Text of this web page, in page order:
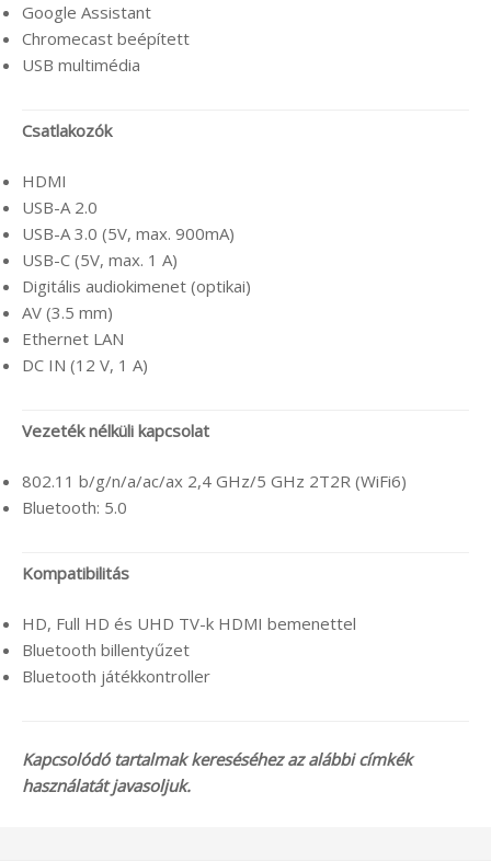
Google Assistant
Chromecast beépített
USB multimédia
Csatlakozók
HDMI
USB-A 2.0
USB-A 3.0 (5V, max. 900mA)
USB-C (5V, max. 1 A)
Digitális audiokimenet (optikai)
AV (3.5 mm)
Ethernet LAN
DC IN (12 V, 1 A)
Vezeték nélküli kapcsolat
802.11 b/g/n/a/ac/ax 2,4 GHz/5 GHz 2T2R (WiFi6)
Bluetooth: 5.0
Kompatibilitás
HD, Full HD és UHD TV-k HDMI bemenettel
Bluetooth billentyűzet
Bluetooth játékkontroller
Kapcsolódó tartalmak kereséséhez az alábbi címkék
használatát javasoljuk.